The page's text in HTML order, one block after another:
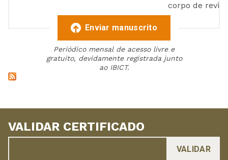
corpo de
Enviar manuscrito
Periódico mensal de acesso livre e
gratuito, devidamente registrada junto
ao IBICT.
VALIDAR CERTIFICADO